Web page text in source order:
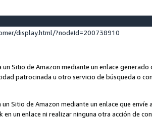
display.html/?nodeId=200738910
Sitio de Amazon mediante un enlace
patrocinada u otro servicio de búsqueda o
Sitio de Amazon mediante un enlace que envíe
un enlace ni realizar ninguna otra acción de